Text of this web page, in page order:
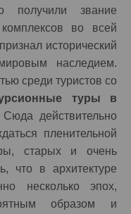
звание
комплексов во всей
исторический
наследием.
среди туристов со
туры в
действительно
пленительной
старых и очень
что в архитектуре
несколько эпох,
образом и